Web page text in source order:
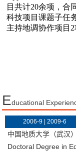
Educational
2006-9 | 2009-6
中国地质大学（武汉）
Doctoral Degree in